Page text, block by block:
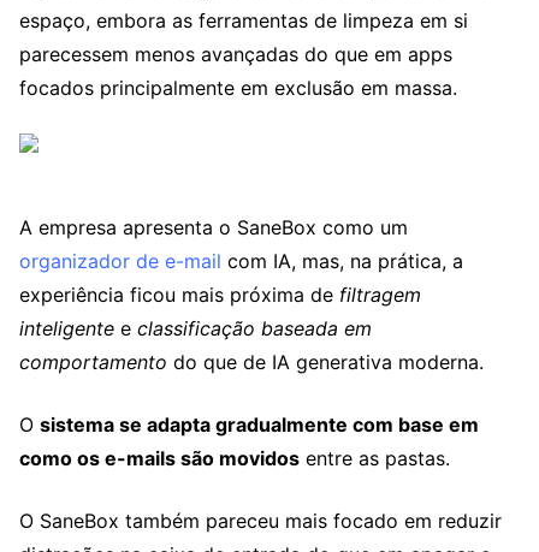
espaço, embora as ferramentas de limpeza em si
parecessem menos avançadas do que em apps
focados principalmente em exclusão em massa.
A empresa apresenta o SaneBox como um
organizador de e-mail com IA, mas, na prática, a
experiência ficou mais próxima de filtragem
inteligente e classificação baseada em
comportamento do que de IA generativa moderna.
O sistema se adapta gradualmente com base em
como os e-mails são movidos entre as pastas.
O SaneBox também pareceu mais focado em reduzir